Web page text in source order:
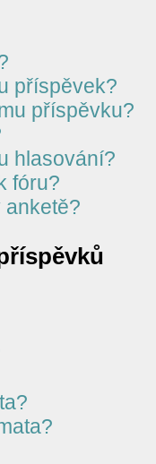
příspěvek?
příspěvku?
hlasování?
fóru?
anketě?